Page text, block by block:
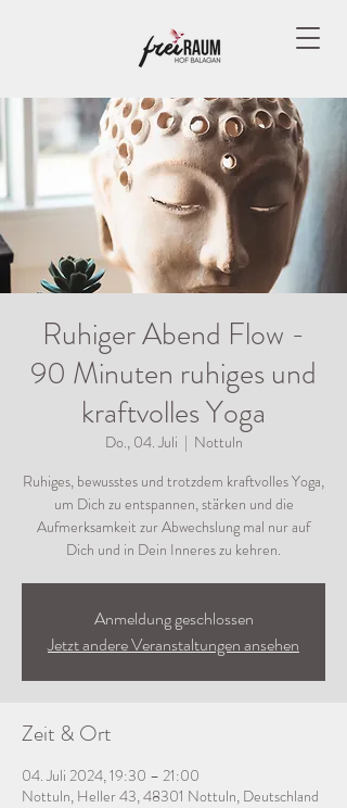
Ruhiger Abend Flow -
90 Minuten ruhiges und
kraftvolles Yoga
Do., 04. Juli
  |
Nottuln
Ruhiges, bewusstes und trotzdem kraftvolles Yoga,
um Dich zu entspannen, stärken und die
Aufmerksamkeit zur Abwechslung mal nur auf
Dich und in Dein Inneres zu kehren.
Anmeldung geschlossen
Jetzt andere Veranstaltungen ansehen
Zeit & Ort
04. Juli 2024, 19:30 – 21:00
Nottuln, Heller 43, 48301 Nottuln, Deutschland